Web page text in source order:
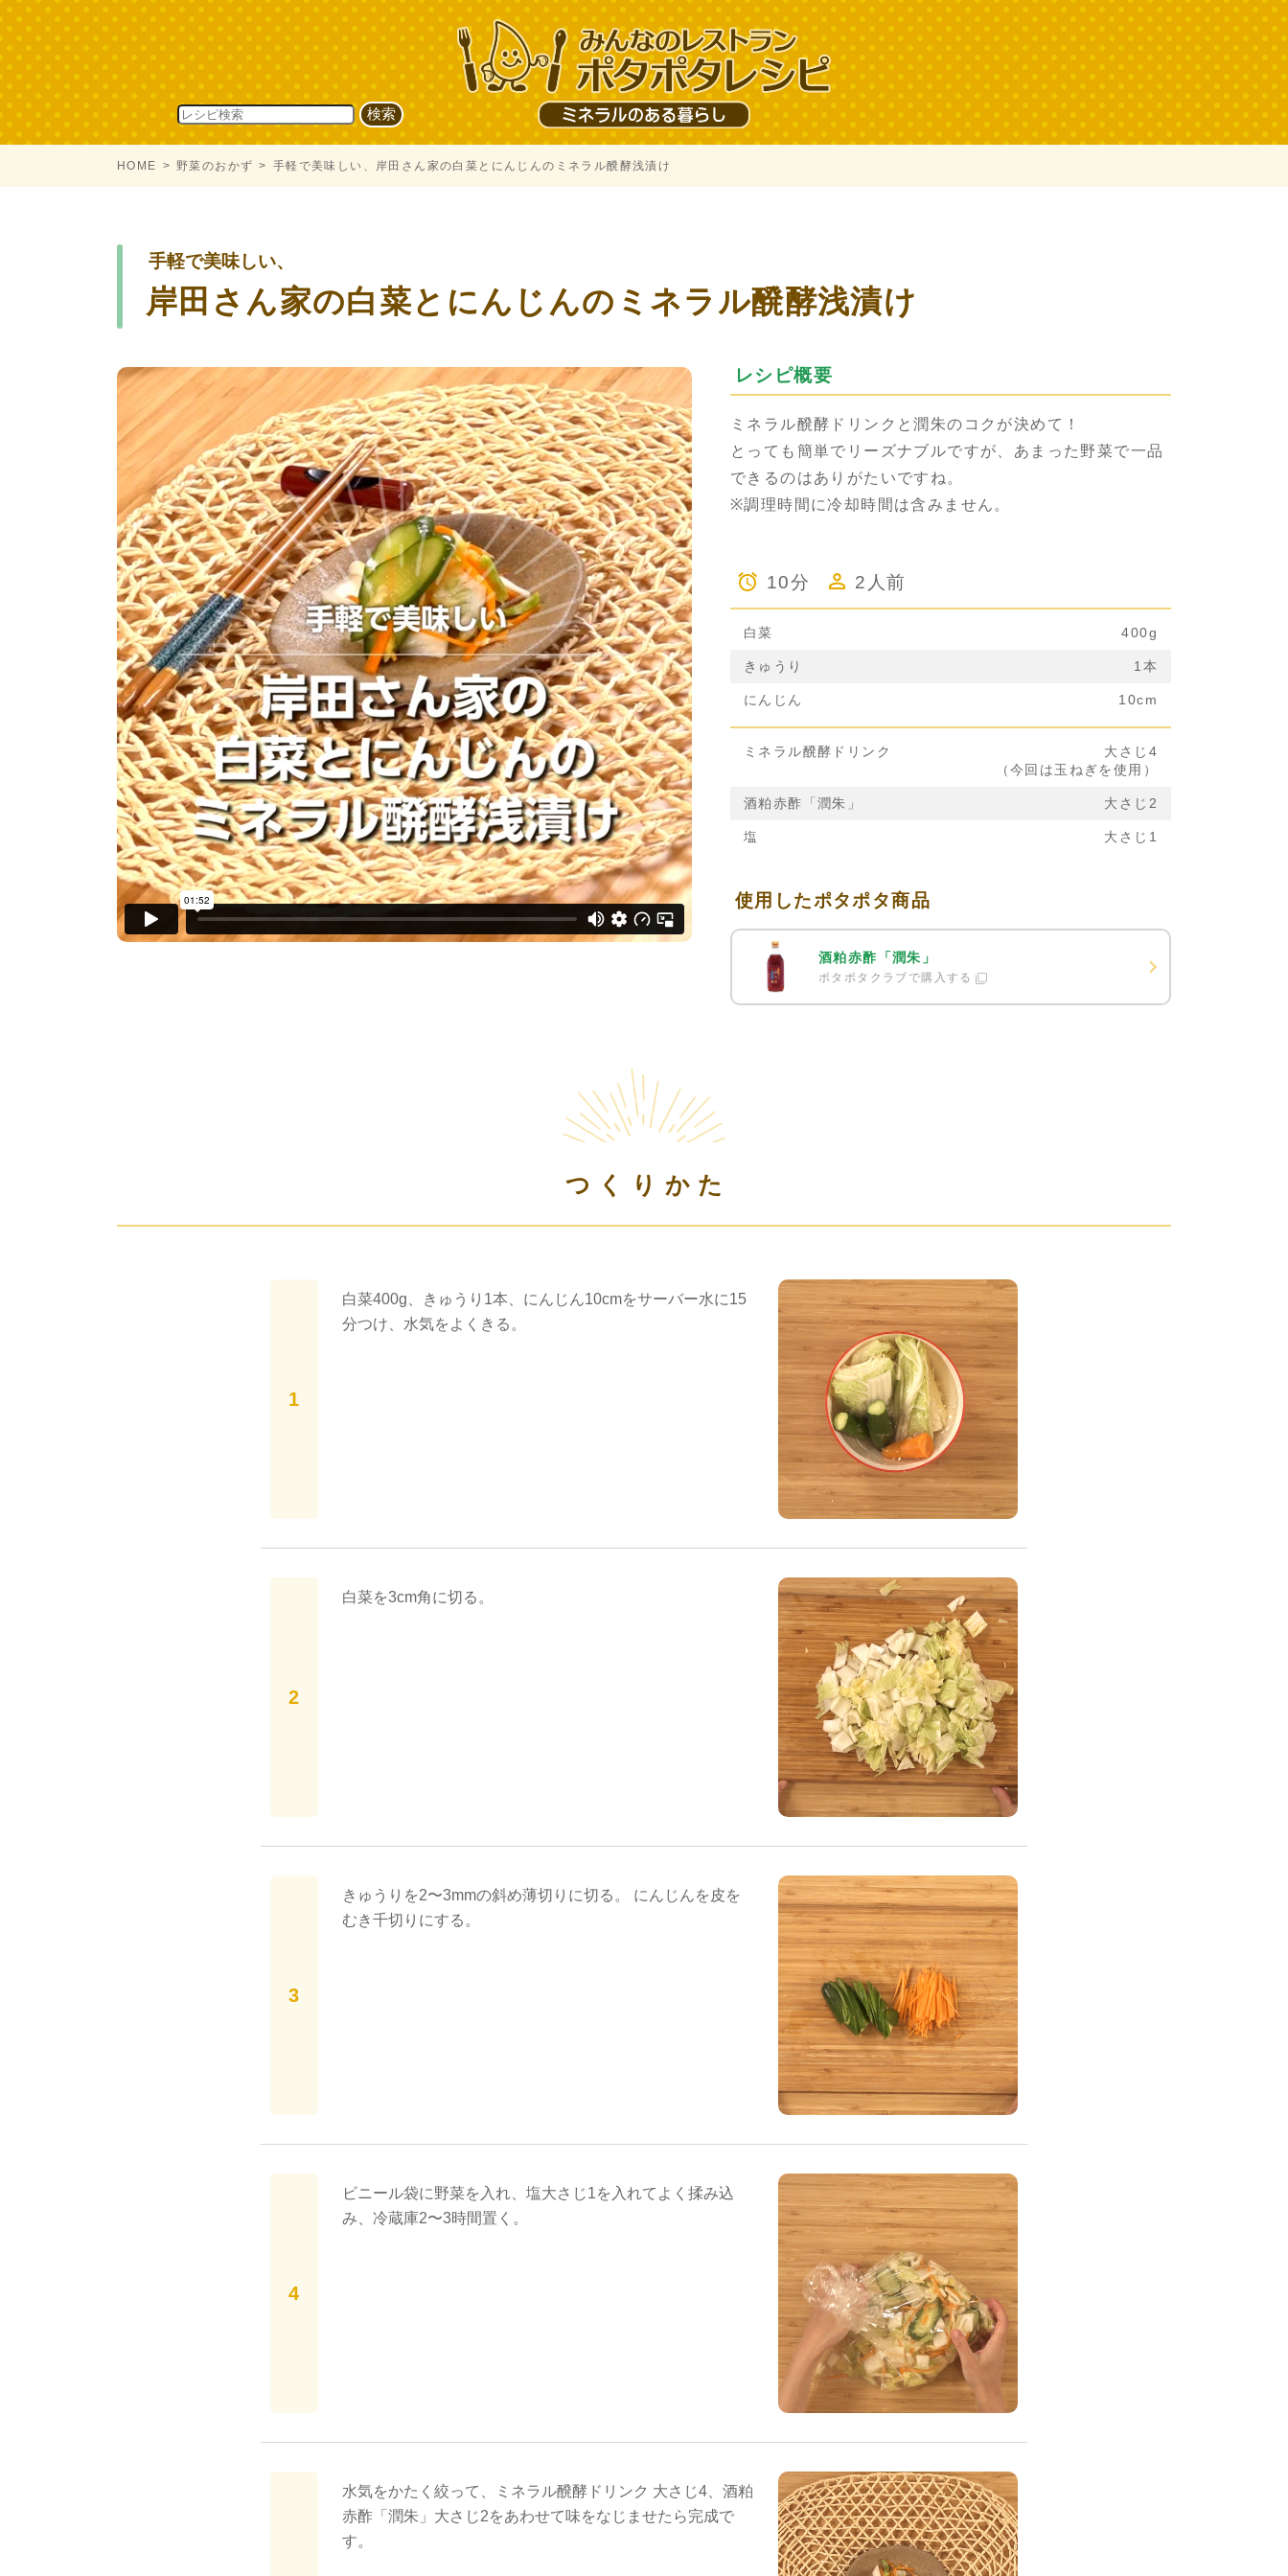
HOME 野菜のおかず 手軽で美味しい、岸田さん家の白菜とにんじんのミネラル醗酵浅漬け
手軽で美味しい、
岸田さん家の白菜とにんじんのミネラル醗酵浅漬け
レシピ概要
ミネラル醗酵ドリンクと潤朱のコクが決めて！
とっても簡単でリーズナブルですが、あまった野菜で一品
できるのはありがたいですね。
※調理時間に冷却時間は含みません。
10分 2人前
白菜 400g
きゅうり 1本
にんじん 10cm
ミネラル醗酵ドリンク
大さじ4
（今回は玉ねぎを使用）
酒粕赤酢「潤朱」 大さじ2
塩 大さじ1
使用したポタポタ商品
酒粕赤酢「潤朱」
ポタポタクラブで購入する
つくりかた
白菜400g、きゅうり1本、にんじん10cmをサーバー水に15
分つけ、水気をよくきる。
白菜を3cm角に切る。
きゅうりを2〜3mmの斜め薄切りに切る。 にんじんを皮を
むき千切りにする。
ビニール袋に野菜を入れ、塩大さじ1を入れてよく揉み込
み、冷蔵庫2〜3時間置く。
水気をかたく絞って、ミネラル醗酵ドリンク 大さじ4、酒粕
赤酢「潤朱」大さじ2をあわせて味をなじませたら完成で
す。